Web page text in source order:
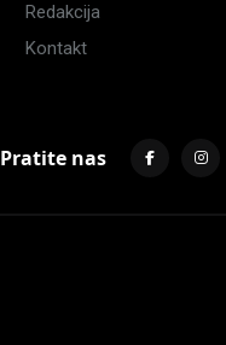
Redakcija
Kontakt
Pratite nas